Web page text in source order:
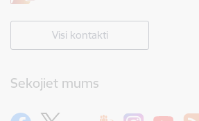
Visi kontakti
Sekojiet mums